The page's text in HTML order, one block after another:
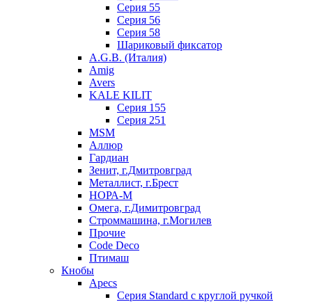
Серия 55
Серия 56
Серия 58
Шариковый фиксатор
A.G.B. (Италия)
Amig
Avers
KALE KILIT
Серия 155
Серия 251
MSM
Аллюр
Гардиан
Зенит, г.Дмитровград
Металлист, г.Брест
НОРА-М
Омега, г.Димитровград
Строммашина, г.Могилев
Прочие
Code Deco
Птимаш
Кнобы
Apecs
Серия Standard с круглой ручкой